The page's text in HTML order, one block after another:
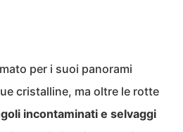
per i suoi panorami
cristalline, ma oltre le rotte
incontaminati e selvaggi